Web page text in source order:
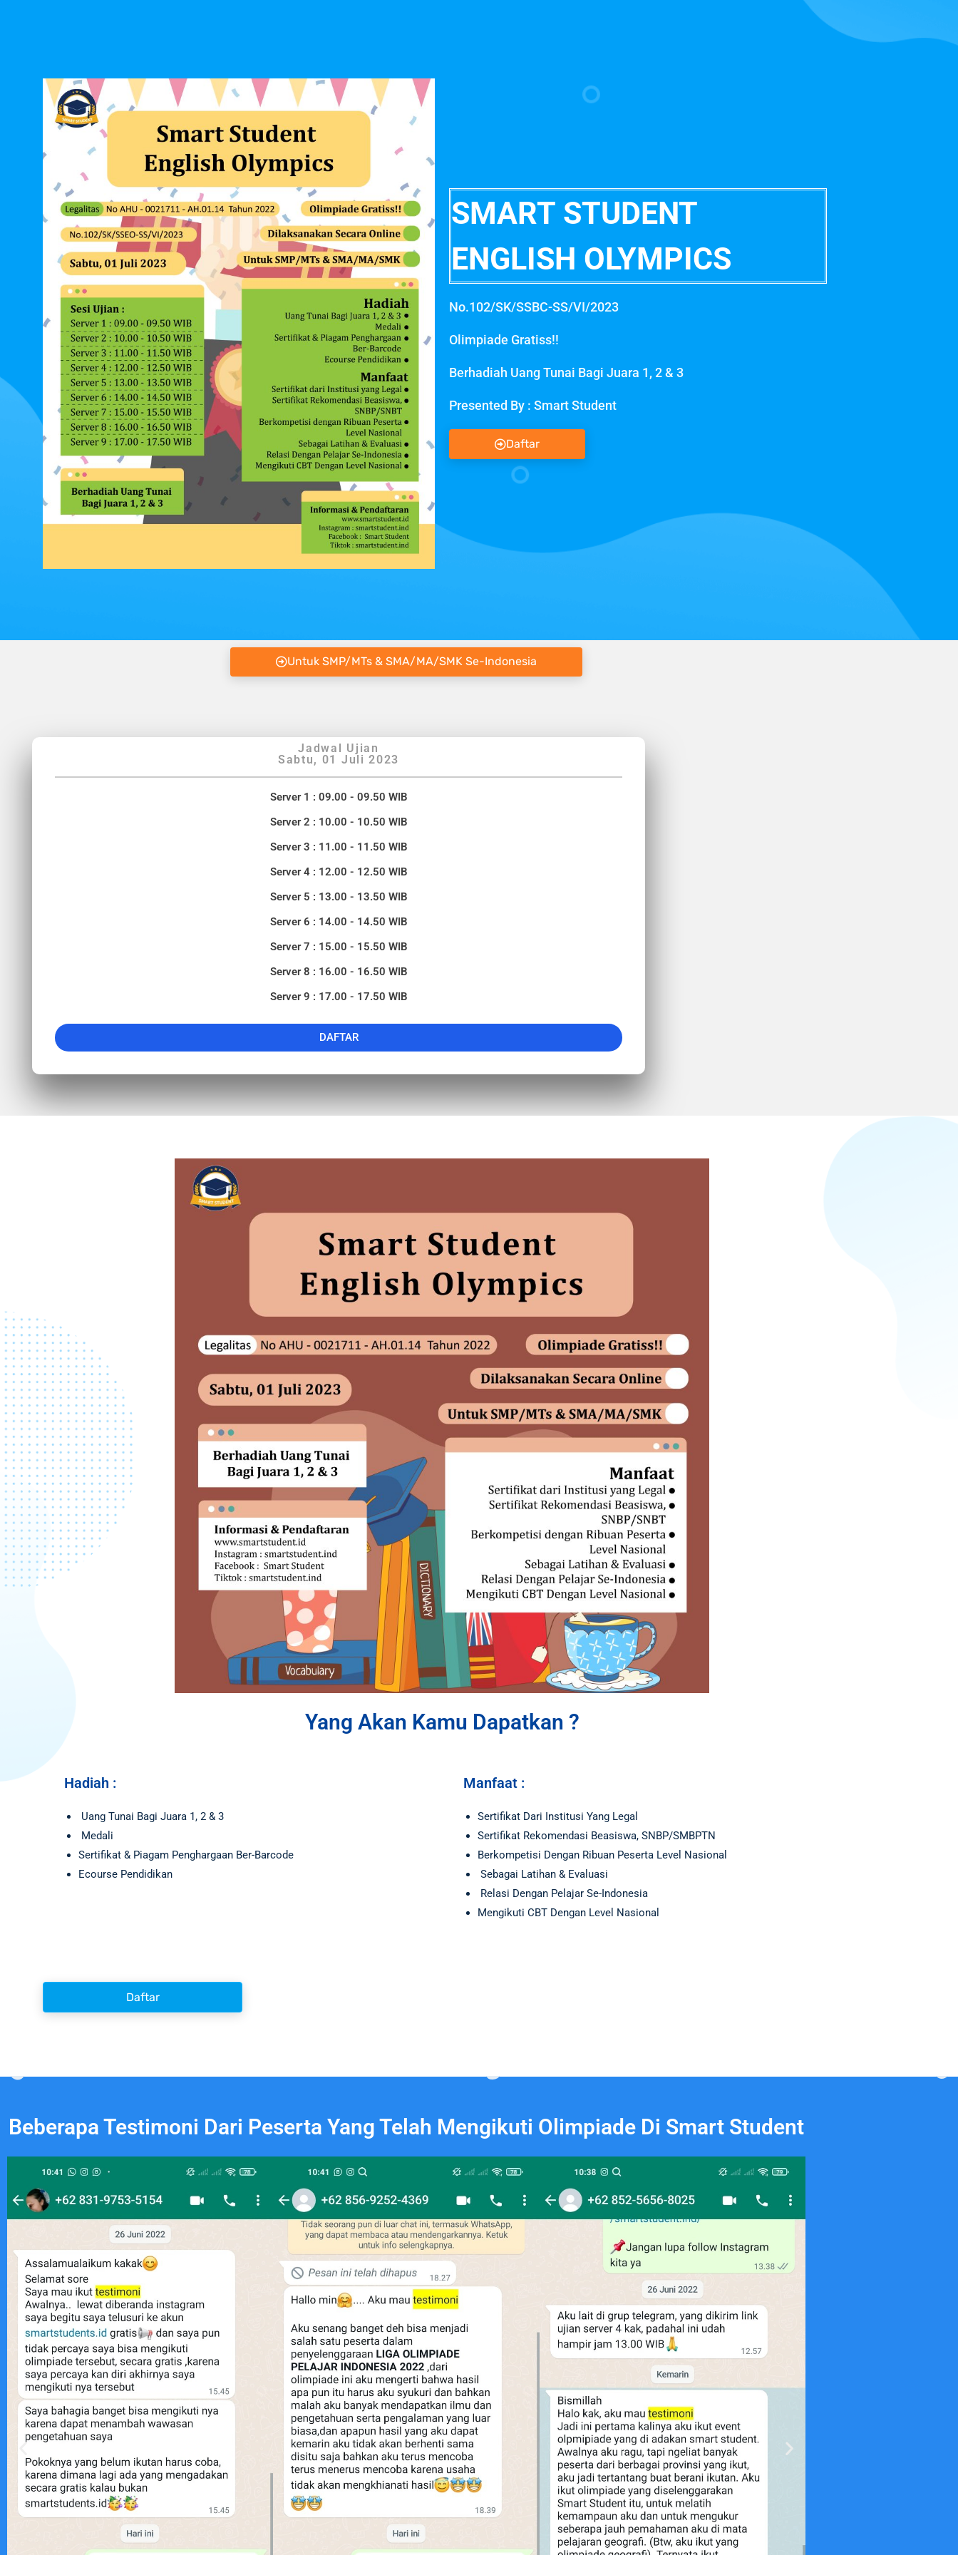
SMART STUDENT
ENGLISH OLYMPICS
No.102/SK/SSBC-SS/VI/2023
Olimpiade Gratiss!!
Berhadiah Uang Tunai Bagi Juara 1, 2 & 3
Presented By : Smart Student
Daftar
Untuk SMP/MTs & SMA/MA/SMK Se-Indonesia
Jadwal Ujian
Sabtu, 01 Juli 2023
Server 1 : 09.00 - 09.50 WIB
Server 2 : 10.00 - 10.50 WIB
Server 3 : 11.00 - 11.50 WIB
Server 4 : 12.00 - 12.50 WIB
Server 5 : 13.00 - 13.50 WIB
Server 6 : 14.00 - 14.50 WIB
Server 7 : 15.00 - 15.50 WIB
Server 8 : 16.00 - 16.50 WIB
Server 9 : 17.00 - 17.50 WIB
DAFTAR
Yang Akan Kamu Dapatkan ?
Hadiah :
Uang Tunai Bagi Juara 1, 2 & 3
Medali
Sertifikat & Piagam Penghargaan Ber-Barcode
Ecourse Pendidikan
Manfaat :
Sertifikat Dari Institusi Yang Legal
Sertifikat Rekomendasi Beasiswa, SNBP/SMBPTN
Berkompetisi Dengan Ribuan Peserta Level Nasional
Sebagai Latihan & Evaluasi
Relasi Dengan Pelajar Se-Indonesia
Mengikuti CBT Dengan Level Nasional
Daftar
Beberapa Testimoni Dari Peserta Yang Telah Mengikuti Olimpiade Di Smart Student